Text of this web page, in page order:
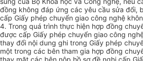
đồng không đáp ứng các yêu cầu sửa đổi,
cấp Giấy phép chuyển giao công nghệ
4. Trong quá trình thực hiện hợp đồng
được cấp Giấy phép chuyển giao công
thay đổi nội dung ghi trong Giấy phép
một trong các bên tham gia hợp đồng
thay mặt các bên nộp hồ sơ đề nghị cấp